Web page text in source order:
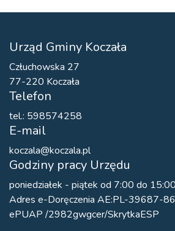
Urząd Gminy Koczała
Człuchowska 27
77-220 Koczała
Telefon
tel.: 598574258
E-mail
koczala@koczala.pl
Godziny pracy Urzędu
poniedziałek - piątek od 7:00 do 15:00
Adres e-Doręczenia AE:PL-39687-
ePUAP /2982gwgcer/SkrytkaESP